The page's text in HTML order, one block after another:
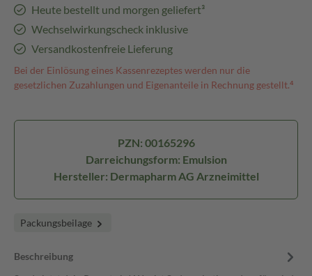
Heute bestellt und morgen geliefert³
Wechselwirkungscheck inklusive
Versandkostenfreie Lieferung
Bei der Einlösung eines Kassenrezeptes werden nur die
gesetzlichen Zuzahlungen und Eigenanteile in Rechnung gestellt.⁴
PZN: 00165296
Darreichungsform: Emulsion
Hersteller: Dermapharm AG Arzneimittel
Packungsbeilage
Beschreibung